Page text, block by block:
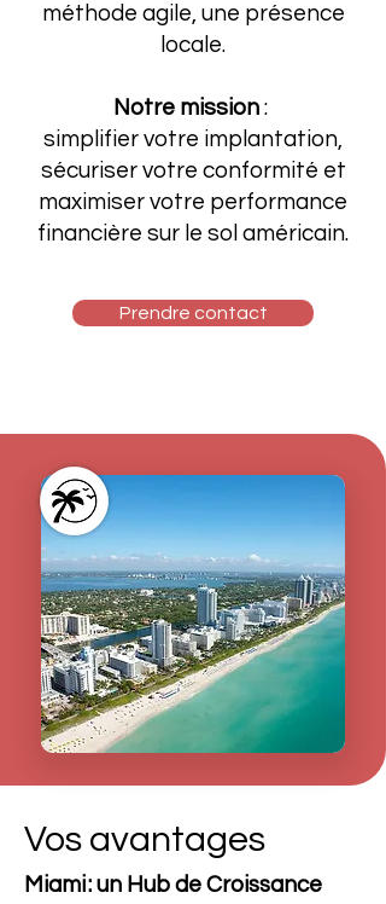
méthode agile, une présence
locale.
Notre mission :
simplifier votre implantation,
sécuriser votre conformité et
maximiser votre performance
financière sur le sol américain.
Prendre contact
Vos avantages
Miami : un Hub de Croissance